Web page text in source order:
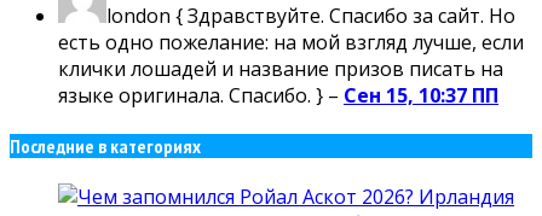
london { Здравствуйте. Спасибо за сайт. Но
есть одно пожелание: на мой взгляд лучше, если
клички лошадей и название призов писать на
языке оригинала. Спасибо. } – Сен 15, 10:37 ПП
Последние в категориях